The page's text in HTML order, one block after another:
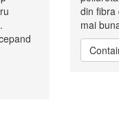
din fibra
mai